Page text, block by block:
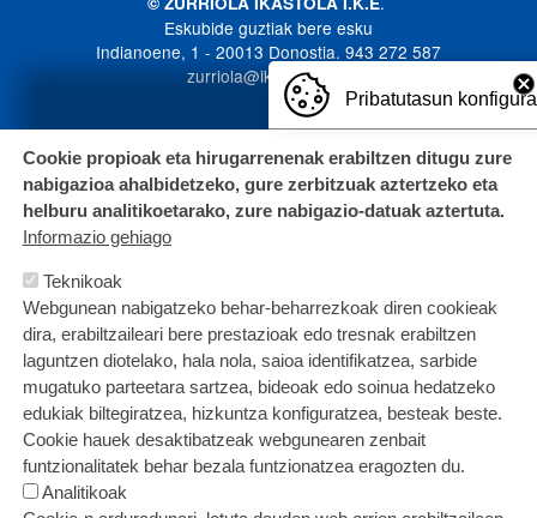
Eskubide guztiak bere esku
Indianoene, 1 - 20013 Donostia. 943 272 587
zurriola@ikastola.eus
Pribatutasun
Cookie propioak eta hirugarrenenak erabiltzen ditugu zure
nabigazioa ahalbidetzeko, gure zerbitzuak aztertzeko eta
helburu analitikoetarako, zure nabigazio-datuak aztertuta.
Informazio gehiago
Teknikoak
Webgunean nabigatzeko behar-beharrezkoak diren cookieak
dira, erabiltzaileari bere prestazioak edo tresnak erabiltzen
laguntzen diotelako, hala nola, saioa identifikatzea, sarbide
mugatuko parteetara sartzea, bideoak edo soinua hedatzeko
edukiak biltegiratzea, hizkuntza konfiguratzea, besteak beste.
Cookie hauek desaktibatzeak webgunearen zenbait
funtzionalitatek behar bezala funtzionatzea eragozten du.
Analitikoak